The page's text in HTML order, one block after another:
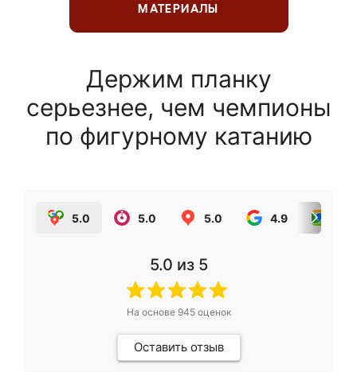
МАТЕРИАЛЫ
Держим планку
серьезнее, чем чемпионы
по фигурному катанию
5.0 5.0 5.0 4.9
5.0 из 5
На основе 945оценок
Оставить отзыв